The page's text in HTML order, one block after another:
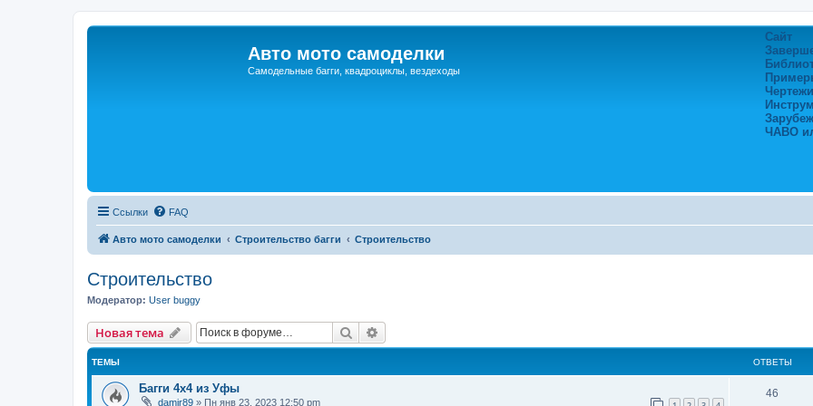
Авто мото самоделки
Самодельные багги, квадроциклы, вездеходы
Сайт
ЧАВО
Ссылки FAQ
Авто мото самоделки Строительство багги Строительство
Строительство
Модератор: User buggy
Новая тема Поиск
ТЕМЫ ОТВЕТЫ
Багги 4x4 из Уфы
damir89 » Пн янв 23, 2023 12:50 pm
46